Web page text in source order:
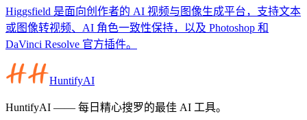
Higgsfield 是面向创作者的 AI 视频与图像生成平台，支持文本
或图像转视频、AI 角色一致性保持，以及 Photoshop 和
DaVinci Resolve 官方插件。
HuntifyAI
HuntifyAI —— 每日精心搜罗的最佳 AI 工具。